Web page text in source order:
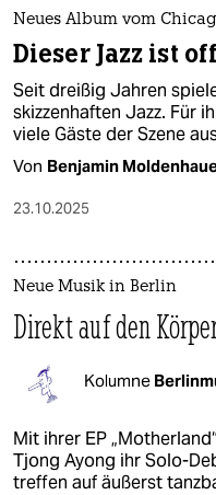
Neues Album vom
Dieser Jazz ist
Seit dreißig Jahren
skizzenhaften Jazz. Für
viele Gäste der Szene
Von Benjamin
23.10.2025
Neue Musik in Berlin
Direkt auf den
Kolumne
Mit ihrer EP
Tjong Ayong ihr Solo-
treffen auf äußerst